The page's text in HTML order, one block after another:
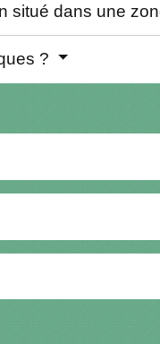
situé dans une
?